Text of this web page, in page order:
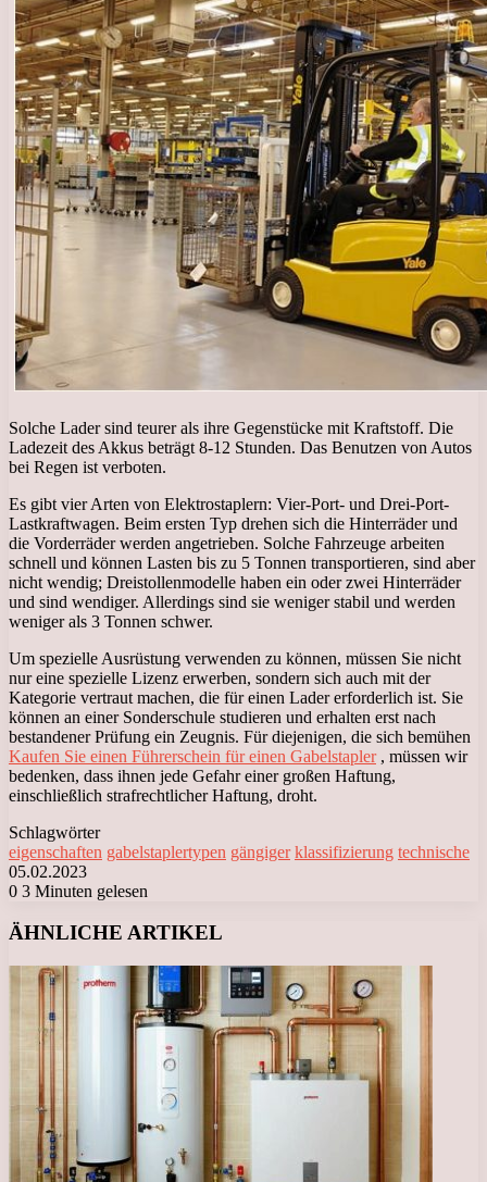
Solche Lader sind teurer als ihre Gegenstücke mit Kraftstoff. Die
Ladezeit des Akkus beträgt 8-12 Stunden. Das Benutzen von Autos
bei Regen ist verboten.
Es gibt vier Arten von Elektrostaplern: Vier-Port- und Drei-Port-
Lastkraftwagen. Beim ersten Typ drehen sich die Hinterräder und
die Vorderräder werden angetrieben. Solche Fahrzeuge arbeiten
schnell und können Lasten bis zu 5 Tonnen transportieren, sind aber
nicht wendig; Dreistollenmodelle haben ein oder zwei Hinterräder
und sind wendiger. Allerdings sind sie weniger stabil und werden
weniger als 3 Tonnen schwer.
Um spezielle Ausrüstung verwenden zu können, müssen Sie nicht
nur eine spezielle Lizenz erwerben, sondern sich auch mit der
Kategorie vertraut machen, die für einen Lader erforderlich ist. Sie
können an einer Sonderschule studieren und erhalten erst nach
bestandener Prüfung ein Zeugnis. Für diejenigen, die sich bemühen
Kaufen Sie einen Führerschein für einen Gabelstapler, müssen wir
bedenken, dass ihnen jede Gefahr einer großen Haftung,
einschließlich strafrechtlicher Haftung, droht.
Schlagwörter
eigenschaften gabelstaplertypen gängiger klassifizierung technische
05.02.2023
0 3 Minuten gelesen
ÄHNLICHE ARTIKEL